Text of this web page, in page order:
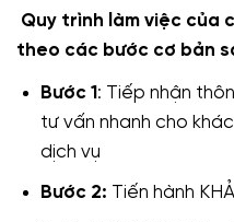
Quy trình làm việc của
theo các bước cơ bản
Bước 1 : Tiếp nhận
tư vấn nhanh cho
dịch vụ
Bước 2: Tiến hành